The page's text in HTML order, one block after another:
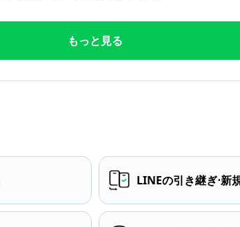
もっと見る
LINEの引き継ぎ⋅新